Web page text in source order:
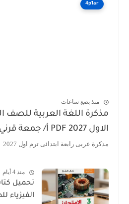
4p1ar
منذ بضع ساعات
مذكرة اللغة العربية للصف
الاول 2027 PDF أ/ جمعة قرني لبيب
مذكرة عربى رابعة ابتدائى ترم اول 2027
منذ 4 أيام
تحميل
الفيزياء